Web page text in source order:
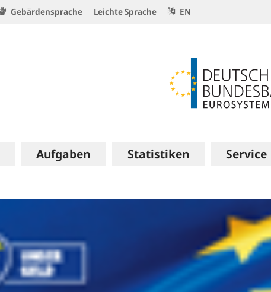
Gebärdensprache Leichte Sprache EN
Aufgaben Statistiken Service